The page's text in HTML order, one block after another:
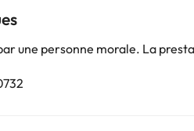
voici les distributions possibles :
: Une chambre double avec lits
ou pour un seul adulte.
en espèces ou par
une personne morale. La